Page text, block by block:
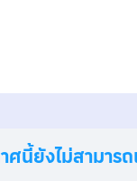
นี้ยังไม่สามารถ